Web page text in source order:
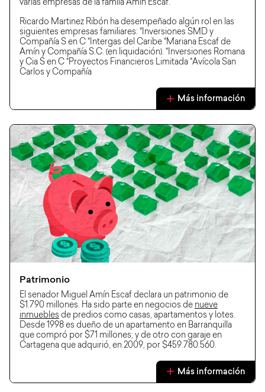
varias empresas de la famlia Amín Escaf.
Ricardo Martinez Ribón ha desempeñado algún rol en las
siguientes empresas familiares: *Inversiones SMD y
Compañía S en C *Intergas del Caribe *Mariana Escaf de
Amín y Compañía S.C. (en liquidación). *Inversiones Romana
y Cia S en C *Proyectos Financieros Limitada *Avícola San
Carlos y Compañía
Más información
Patrimonio
El senador Miguel Amín Escaf declara un patrimonio de
$1.790 millones. Ha sido parte en negocios de nueve
inmuebles de predios como casas, apartamentos y lotes.
Desde 1998 es dueño de un apartamento en Barranquilla
que compró por $71 millones; y de otro con garaje en
Cartagena que adquirió, en 2009, por $459.780.560.
Más información